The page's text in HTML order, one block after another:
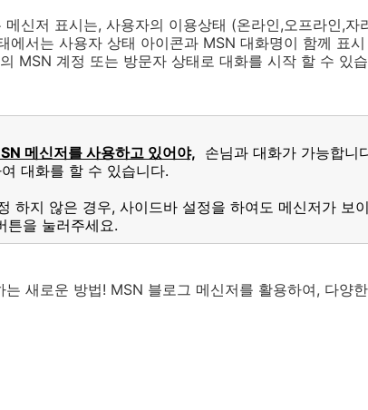
신저 표시는, 사용자의 이용상태 (온라인,오프라인,자
서는 사용자 상태 아이콘과 MSN 대화명이 함께 표시
MSN 계정 또는 방문자 상태로 대화를 시작 할 수 있
메신저를 사용하고 있어야, 손님과 대화가 가능합니
대화를 할 수 있습니다.
하지 않은 경우, 사이드바 설정을 하여도 메신저가 보
튼을 눌러주세요.
는 새로운 방법! MSN 블로그 메신저를 활용하여, 다양